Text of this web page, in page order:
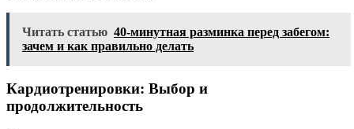
Читать статью 40-минутная разминка перед забегом:
зачем и как правильно делать
Кардиотренировки: Выбор и
продолжительность